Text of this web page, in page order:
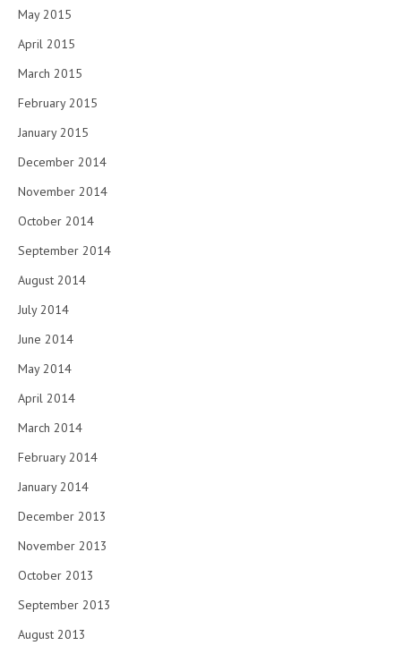
May 2015
April 2015
March 2015
February 2015
January 2015
December 2014
November 2014
October 2014
September 2014
August 2014
July 2014
June 2014
May 2014
April 2014
March 2014
February 2014
January 2014
December 2013
November 2013
October 2013
September 2013
August 2013